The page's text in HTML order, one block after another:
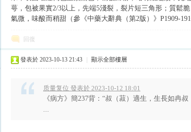
萼，包被果實2/3以上，先端5淺裂，裂片短三角形；質鬆
氣微，味酸而稍甜（參《中藥大辭典（第2版）》P1909-
回復
發表於 2023-10-13 21:43 顯示全部樓層
质量复位 發表於 2023-10-12 18:01
《病方》簡237背：“叔（菽）適生，生長如冉
...